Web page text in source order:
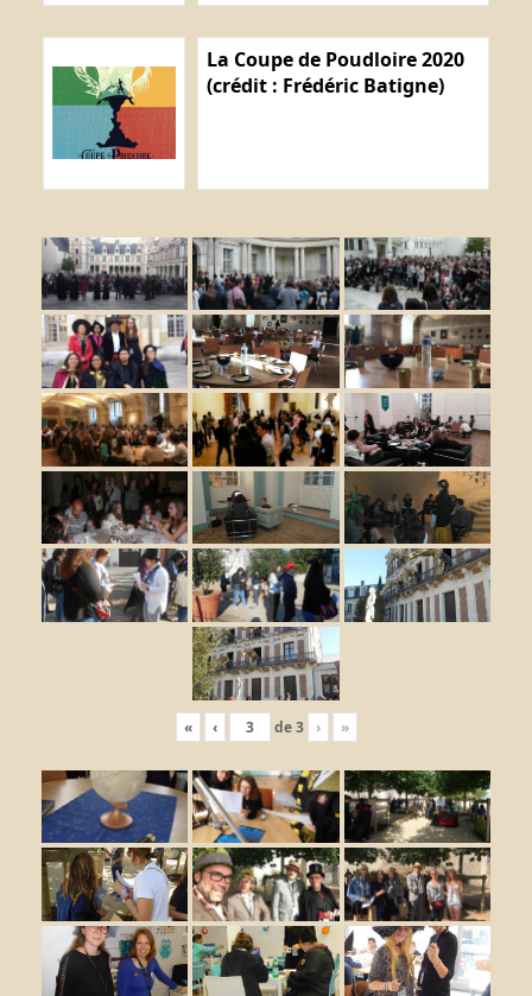
La Coupe de Poudloire 2020
(crédit : Frédéric Batigne)
« ‹ de3 › »